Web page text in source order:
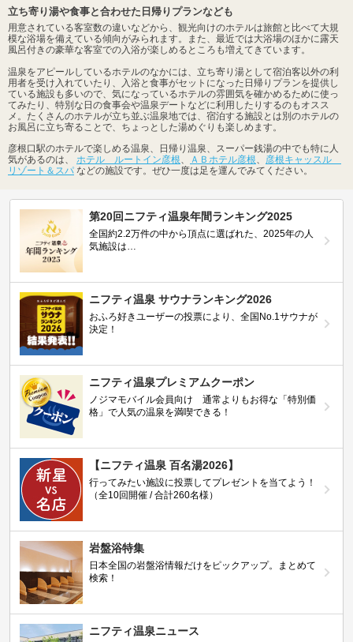
立ち寄り湯や食事と合わせた日帰りプランなども
用意されている客室数の違いなどから、観光向けのホテルは旅館と比べて大規
模な浴場を備えている傾向がみられます。また、最近では大浴場のほかに露天
風呂付きの豪華な客室での入浴が楽しめるところも増えてきています。
温泉をアピールしているホテルのなかには、立ち寄り湯として宿泊客以外の利
用者を受け入れていたり、入浴と食事がセットになった日帰りプランを提供し
ている施設も多いので、気になっているホテルの雰囲気を確かめるために使っ
てみたり、特別な日の食事会や温泉デートなどに利用したりするのもオスス
メ。たくさんのホテルが立ち並ぶ温泉地では、宿泊する施設とは別のホテルの
お風呂に立ち寄ることで、ちょっとした湯めぐりも楽しめます。
彦根口駅のホテルで楽しめる温泉、日帰り温泉、スーパー銭湯の中でも特に人
気があるのは、 ホテル ルートイン彦根 ＡＢホテル彦根
彦根キャッスル
リゾート＆スパ などの施設です。ぜひ一度は足を運んでみてください。
第20回ニフティ温泉年間ランキング2025
全国約2.2万件の中から頂点に選ばれた、2025年の人
気施設は…
ニフティ温泉 サウナランキング2026
おふろ好きユーザーの投票により、全国No.1サウナが
決定！
ニフティ温泉プレミアムクーポン
ノジマモバイル会員向け 通常よりもお得な「特別価
格」で人気の温泉を満喫できる！
【ニフティ温泉 百名湯2026】
行ってみたい施設に投票してプレゼントを当てよう！
（全10回開催 / 合計260名様）
岩盤浴特集
日本全国の岩盤浴情報だけをピックアップ。まとめて
検索！
ニフティ温泉ニュース